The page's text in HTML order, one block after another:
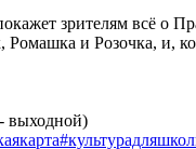
зрителям всё о
и Розочка, и,
выходной)